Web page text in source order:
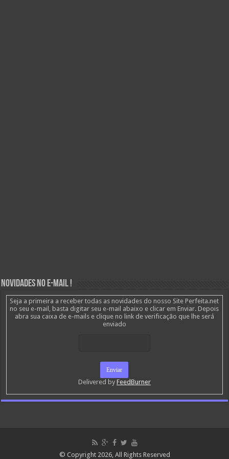
Novidades no E-mail !
Seja a primeira a receber todas as novidades do nosso Site Perfeita.net
no seu e-mail, basta digitar seu e-mail abaixo e clicar em Enviar. Depois
abra sua caixa de e-mails e clique no link de verificação que lhe será
enviado
Delivered by FeedBurner
© Copyright 2026, All Rights Reserved